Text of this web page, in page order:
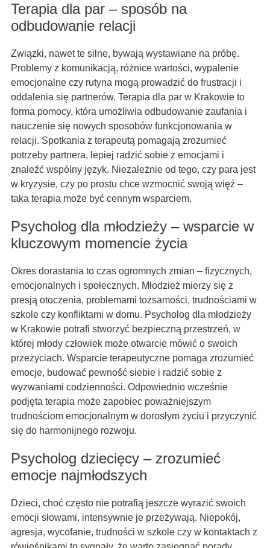
Terapia dla par – sposób na
odbudowanie relacji
Związki, nawet te silne, bywają wystawiane na próbę.
Problemy z komunikacją, różnice wartości, wypalenie
emocjonalne czy rutyna mogą prowadzić do frustracji i
oddalenia się partnerów. Terapia dla par w Krakowie to
forma pomocy, która umożliwia odbudowanie zaufania i
nauczenie się nowych sposobów funkcjonowania w
relacji. Spotkania z terapeutą pomagają zrozumieć
potrzeby partnera, lepiej radzić sobie z emocjami i
znaleźć wspólny język. Niezależnie od tego, czy para jest
w kryzysie, czy po prostu chce wzmocnić swoją więź –
taka terapia może być cennym wsparciem.
Psycholog dla młodzieży – wsparcie w
kluczowym momencie życia
Okres dorastania to czas ogromnych zmian – fizycznych,
emocjonalnych i społecznych. Młodzież mierzy się z
presją otoczenia, problemami tożsamości, trudnościami w
szkole czy konfliktami w domu. Psycholog dla młodzieży
w Krakowie potrafi stworzyć bezpieczną przestrzeń, w
której młody człowiek może otwarcie mówić o swoich
przeżyciach. Wsparcie terapeutyczne pomaga zrozumieć
emocje, budować pewność siebie i radzić sobie z
wyzwaniami codzienności. Odpowiednio wcześnie
podjęta terapia może zapobiec poważniejszym
trudnościom emocjonalnym w dorosłym życiu i przyczynić
się do harmonijnego rozwoju.
Psycholog dziecięcy – zrozumieć
emocje najmłodszych
Dzieci, choć często nie potrafią jeszcze wyrazić swoich
emocji słowami, intensywnie je przeżywają. Niepokój,
agresja, wycofanie, trudności w szkole czy w kontaktach z